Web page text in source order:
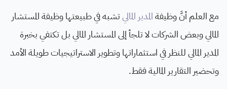
مع العلم أنَّ وظيفةالمدير الماليتشبه في طبيعتها وظيفة المستشار
المالي وبعض الشركات لا تلجأ إلى المستشار المالي بل تكتفي بخبرة
المدير المالي للنظر في استثماراتها وتطوير الاستراتيجيات طويلة الأمد
وتحضير التقارير المالية فقط.